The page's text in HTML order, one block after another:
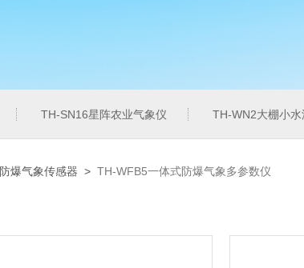
TH-SN16星阵农业气象仪 TH-WN2大棚小
防爆气象传感器 > TH-WFB5一体式防爆气象多参数仪